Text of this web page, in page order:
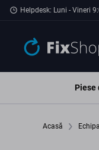
Preskočiť na hlavný
Helpdesk: Luni - Vineri
Piese
Acasă